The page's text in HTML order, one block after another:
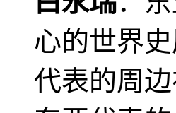
心的世界
代表的周